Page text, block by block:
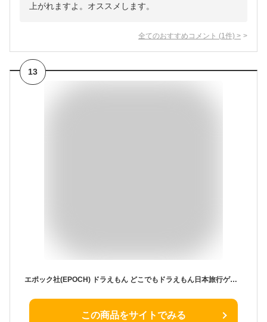
上がれますよ。オススメします。
全てのおすすめコメント (1 件) >
13
エポック社(EPOCH) ドラえもん どこでもドラえもん日本旅行ゲーム６ STマーク認証 5歳以上 おもちゃ ゲーム プレイ人数:2～6人 EPOCH
この商品をサイトでみる